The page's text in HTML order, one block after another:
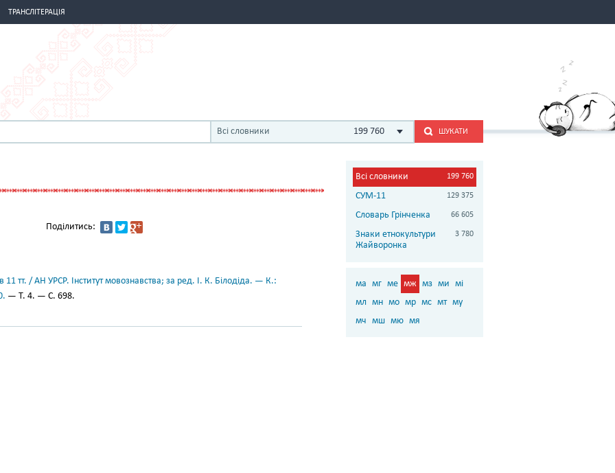
ТРАНСЛІТЕРАЦІЯ
Всі словники 199 760 ШУКАТИ
Поділитись:
11 тт. / АН УРСР. Інститут мовознавства; за ред. І. К. Білодіда. — К.:
— Т. 4. — С. 698.
Всі словники 199 760
СУМ-11 129 375
Словарь Грінченка 66 605
Знаки етнокультури
Жайворонка
3 780
ма мг ме мж мз ми мі
мл мн мо мр мс мт му
мч мш мю мя